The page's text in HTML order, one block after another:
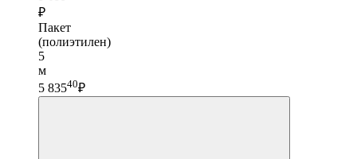
₽
Пакет
(полиэтилен)
5
м
5 83540₽